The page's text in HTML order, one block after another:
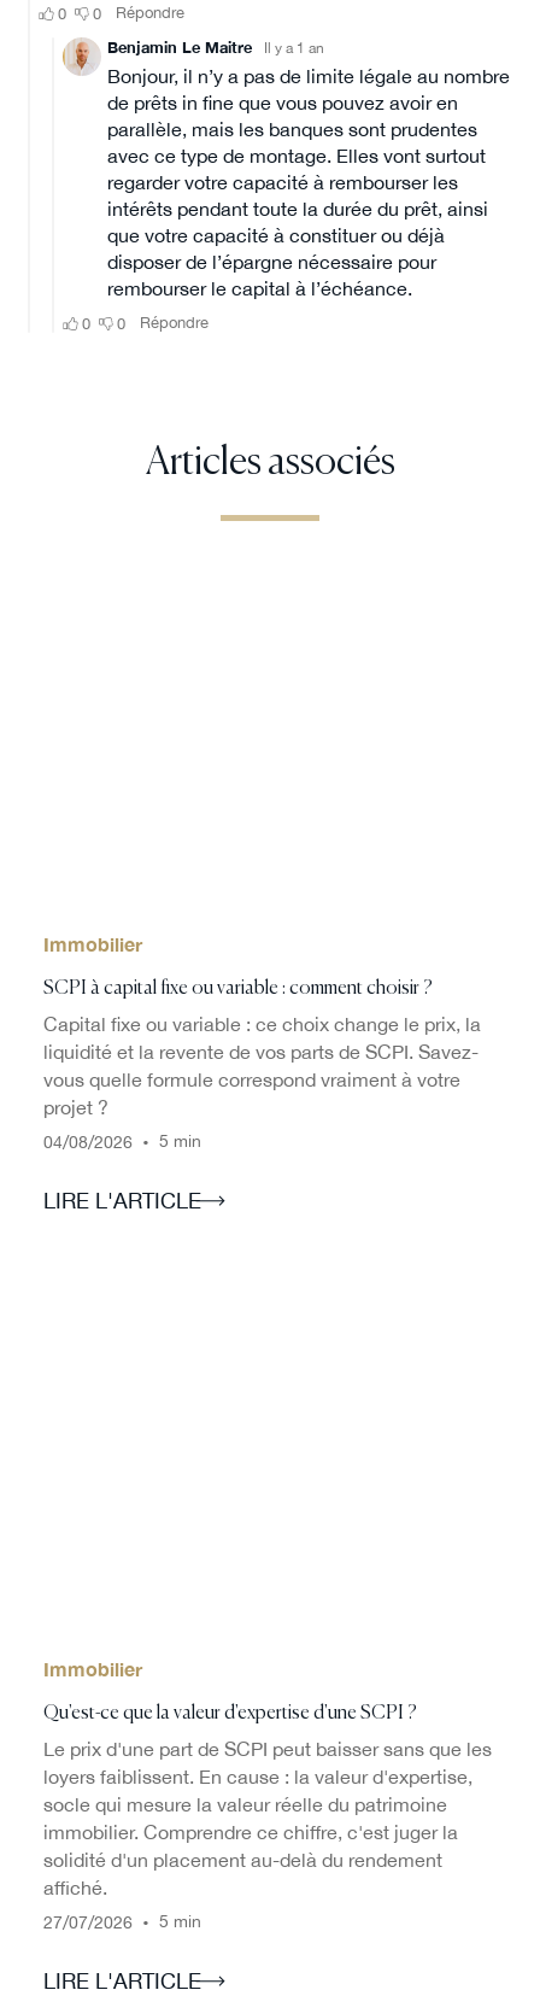
Articles associés
Immobilier
SCPI à capital fixe ou variable : comment choisir ?
Capital fixe ou variable : ce choix change le prix, la
liquidité et la revente de vos parts de SCPI. Savez-
vous quelle formule correspond vraiment à votre
projet ?
04/08/2026 • 5 min
LIRE L'ARTICLE
Immobilier
Qu'est-ce que la valeur d'expertise d'une SCPI ?
Le prix d'une part de SCPI peut baisser sans que les
loyers faiblissent. En cause : la valeur d'expertise,
socle qui mesure la valeur réelle du patrimoine
immobilier. Comprendre ce chiffre, c'est juger la
solidité d'un placement au-delà du rendement
affiché.
27/07/2026 • 5 min
LIRE L'ARTICLE